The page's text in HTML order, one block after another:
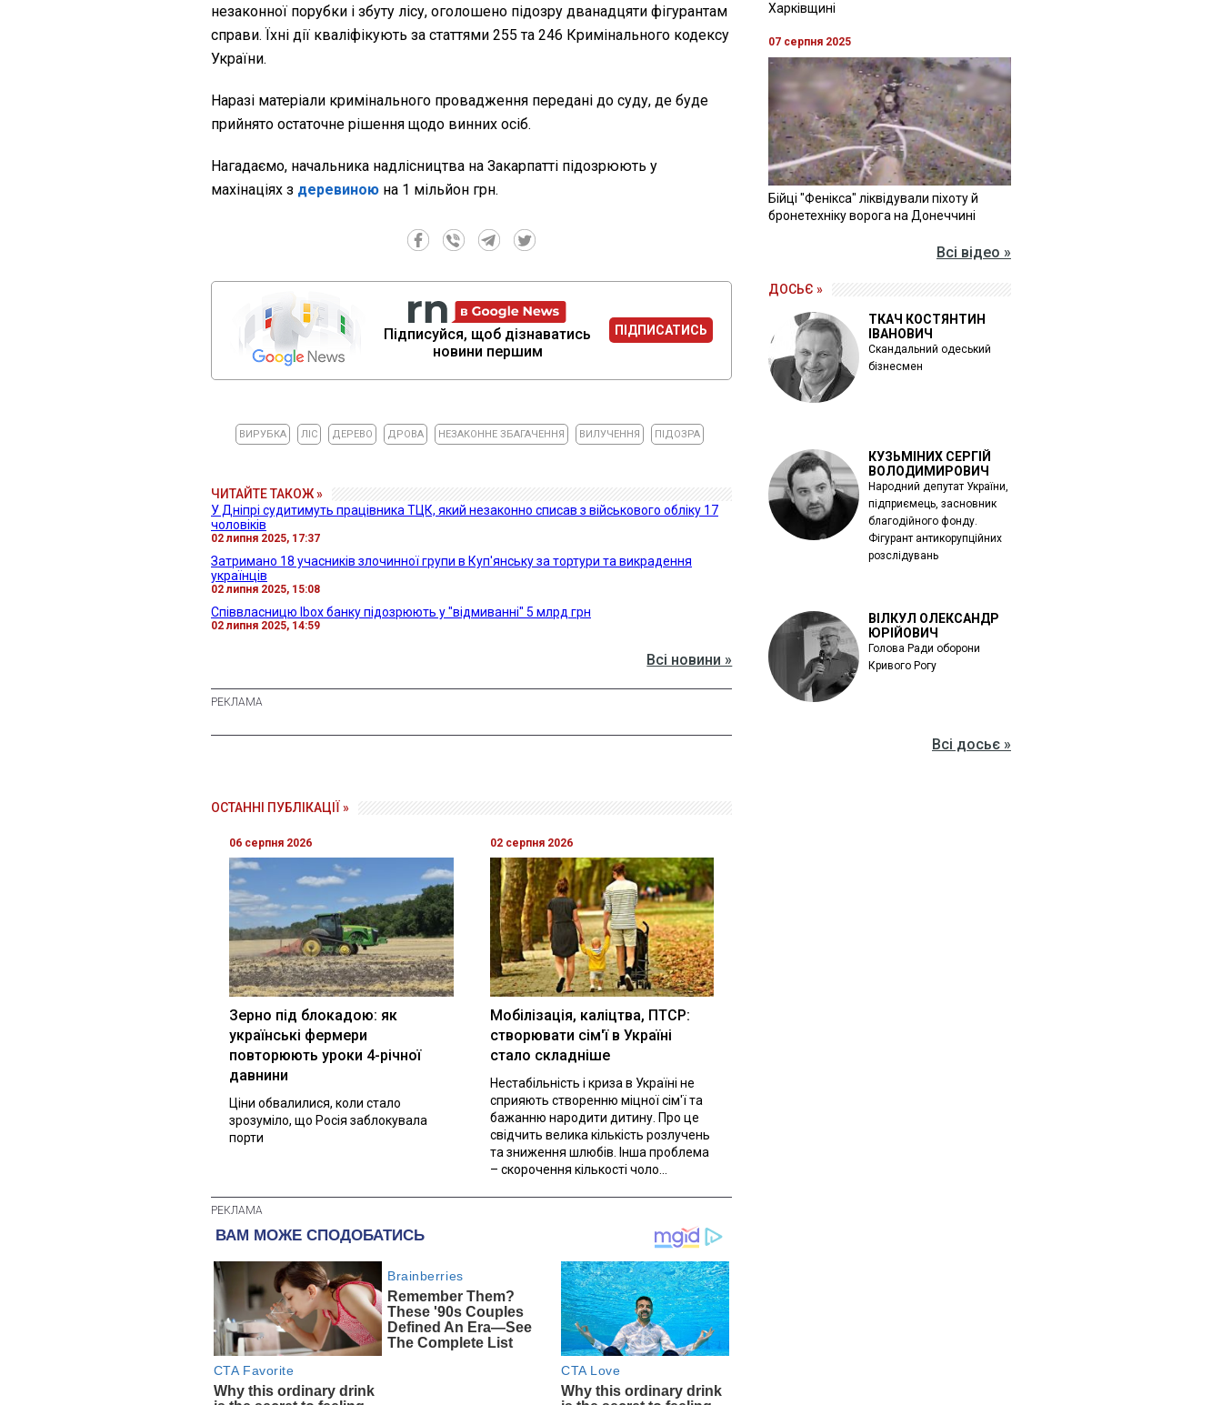
незаконної порубки і збуту лісу, оголошено підозру дванадцяти фігурантам
справи. Їхні дії кваліфікують за статтями 255 та 246 Кримінального кодексу
України.
Наразі матеріали кримінального провадження передані до суду, де буде
прийнято остаточне рішення щодо винних осіб.
Нагадаємо, начальника надлісництва на Закарпатті підозрюють у
махінаціях з деревиною на 1 мільйон грн.
Підписуйся, щоб дізнаватись
новини першим
ПІДПИСАТИСЬ
ВИРУБКА ЛІС ДЕРЕВО ДРОВА НЕЗАКОННЕ ЗБАГАЧЕННЯ ВИЛУЧЕННЯ ПІДОЗРА
ЧИТАЙТЕ ТАКОЖ »
У Дніпрі судитимуть працівника ТЦК, який незаконно списав з військового обліку 17
чоловіків
02 липня 2025, 17:37
Затримано 18 учасників злочинної групи в Куп'янську за тортури та викрадення
українців
02 липня 2025, 15:08
Співвласницю Ibox банку підозрюють у "відмиванні" 5 млрд грн
02 липня 2025, 14:59
Всі новини »
ОСТАННІ ПУБЛІКАЦІЇ »
06 серпня 2026
Зерно під блокадою: як
українські фермери
повторюють уроки 4-річної
давнини
Ціни обвалилися, коли стало
зрозуміло, що Росія заблокувала
порти
02 серпня 2026
Мобілізація, каліцтва, ПТСР:
створювати сім'ї в Україні
стало складніше
Нестабільність і криза в Україні не
сприяють створенню міцної сім'ї та
бажанню народити дитину. Про це
свідчить велика кількість розлучень
та зниження шлюбів. Інша проблема
– скорочення кількості чоло...
Харківщині
07 серпня 2025
Бійці "Фенікса" ліквідували піхоту й
бронетехніку ворога на Донеччині
Всі відео »
ДОСЬЄ »
ТКАЧ КОСТЯНТИН
ІВАНОВИЧ
Скандальний одеський
бізнесмен
КУЗЬМІНИХ СЕРГІЙ
ВОЛОДИМИРОВИЧ
Народний депутат України,
підприємець, засновник
благодійного фонду.
Фігурант антикорупційних
розслідувань
ВІЛКУЛ ОЛЕКСАНДР
ЮРІЙОВИЧ
Голова Ради оборони
Кривого Рогу
Всі досьє »